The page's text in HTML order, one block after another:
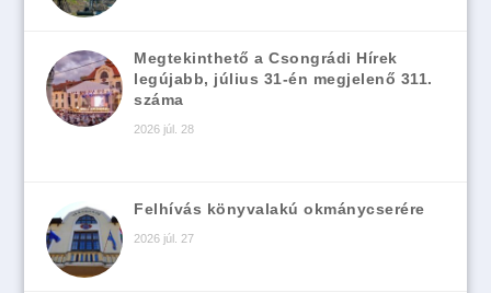
Megtekinthető a Csongrádi Hírek
legújabb, július 31-én megjelenő 311.
száma
2026 júl. 28
Felhívás könyvalakú okmánycserére
2026 júl. 27